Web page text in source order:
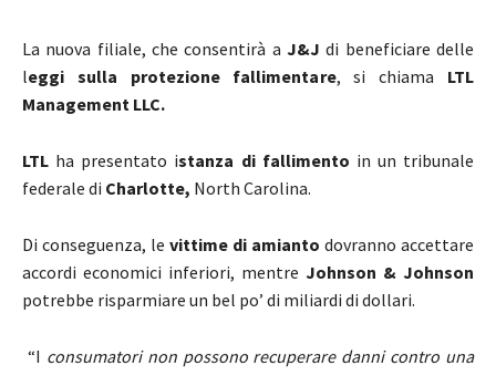
La nuova filiale, che consentirà a J&Jdi beneficiare delle
leggi sulla protezione fallimentare, si chiama LTL
Management LLC.
LTL ha presentato istanza di fallimento in un tribunale
federale di Charlotte, North Carolina.
Di conseguenza, le vittime di amianto dovranno accettare
accordi economici inferiori, mentre Johnson & Johnson
potrebbe risparmiare un bel po’ di miliardi di dollari.
“I consumatori non possono recuperare danni contro una